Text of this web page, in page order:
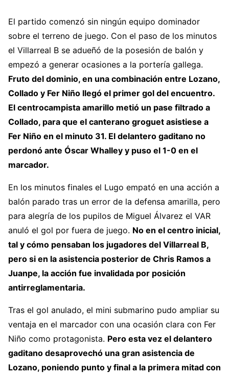
El partido comenzó sin ningún equipo dominador
sobre el terreno de juego. Con el paso de los minutos
el Villarreal B se adueñó de la posesión de balón y
empezó a generar ocasiones a la portería gallega.
Fruto del dominio, en una combinación entre Lozano,
Collado y Fer Niño llegó el primer gol del encuentro.
El centrocampista amarillo metió un pase filtrado a
Collado, para que el canterano groguet asistiese a
Fer Niño en el minuto 31. El delantero gaditano no
perdonó ante Óscar Whalley y puso el 1-0 en el
marcador.
En los minutos finales el Lugo empató en una acción a
balón parado tras un error de la defensa amarilla, pero
para alegría de los pupilos de Miguel Álvarez el VAR
anuló el gol por fuera de juego. No en el centro inicial,
tal y cómo pensaban los jugadores del Villarreal B,
pero si en la asistencia posterior de Chris Ramos a
Juanpe, la acción fue invalidada por posición
antirreglamentaria.
Tras el gol anulado, el mini submarino pudo ampliar su
ventaja en el marcador con una ocasión clara con Fer
Niño como protagonista. Pero esta vez el delantero
gaditano desaprovechó una gran asistencia de
Lozano, poniendo punto y final a la primera mitad con